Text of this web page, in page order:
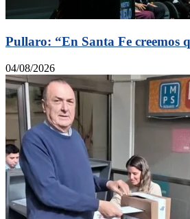
Pullaro: “En Santa Fe creemos
04/08/2026